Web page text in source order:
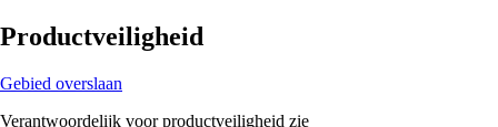
Productveiligheid
Gebied overslaan
Verantwoordelijk voor productveiligheid zie